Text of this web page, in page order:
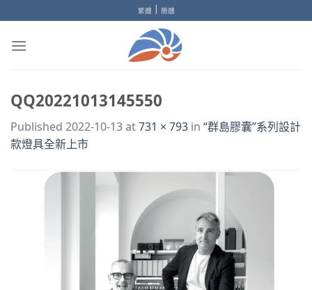
to
content
繁體 | 簡體
QQ20221013145550
Published 2022-10-13at731 × 793 in “群島膠囊”系列設計
款燈具全新上市